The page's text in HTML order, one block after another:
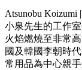
Atsunobu Koizumi
小泉先生的工作
火焰燃燒至非常
國及韓國李朝時
常用品為中心親手